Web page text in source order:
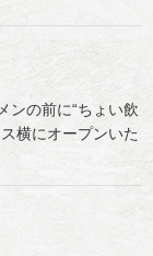
ンの前に“ちょい飲
横にオープンいた